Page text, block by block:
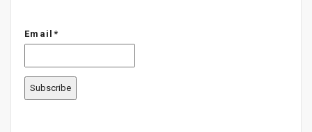
Email*